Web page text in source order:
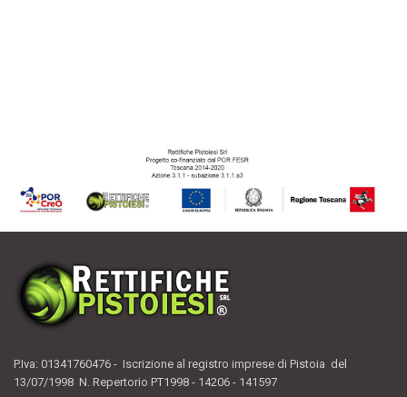
P.Iva: 01341760476 - Iscrizione al registro imprese di Pistoia del
13/07/1998 N. Repertorio PT1998 - 14206 - 141597